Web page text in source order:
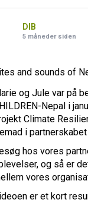
DIB
5 måneder siden
and sounds of
og Jule var på
Nepal i
Climate
i
hos vores
og så er
vores
er et kort